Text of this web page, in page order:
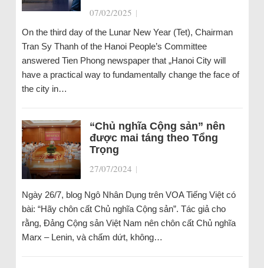
07/02/2025 |
On the third day of the Lunar New Year (Tet), Chairman
Tran Sy Thanh of the Hanoi People’s Committee
answered Tien Phong newspaper that „Hanoi City will
have a practical way to fundamentally change the face of
the city in…
“Chủ nghĩa Cộng sản” nên
được mai táng theo Tổng
Trọng
27/07/2024 |
Ngày 26/7, blog Ngô Nhân Dụng trên VOA Tiếng Việt có
bài: “Hãy chôn cất Chủ nghĩa Cộng sản”. Tác giả cho
rằng, Đảng Cộng sản Việt Nam nên chôn cất Chủ nghĩa
Marx – Lenin, và chấm dứt, không…